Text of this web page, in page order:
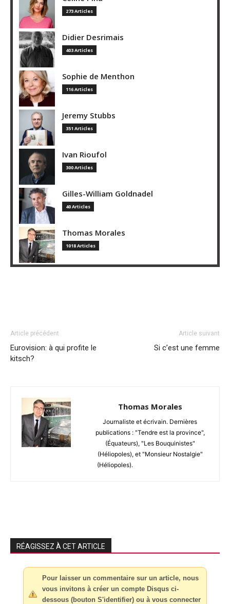
273 Articles
Didier Desrimais
403 Articles
Sophie de Menthon
116 Articles
Jeremy Stubbs
351 Articles
Ivan Rioufol
300 Articles
Gilles-William Goldnadel
40 Articles
Thomas Morales
1018 Articles
Article précédent
Eurovision: à qui profite le
kitsch?
Article suivant
Si c’est une femme
Thomas Morales
Journaliste et écrivain. Dernières
publications : "Tendre est la province",
(Équateurs), "Les Bouquinistes"
(Héliopoles), et "Monsieur Nostalgie"
(Héliopoles).
RÉAGISSEZ À CET ARTICLE
Pour laisser un commentaire sur un article, nous
vous invitons à créer un compte Disqus ci-
dessous (bouton S'identifier) ou à vous connecter